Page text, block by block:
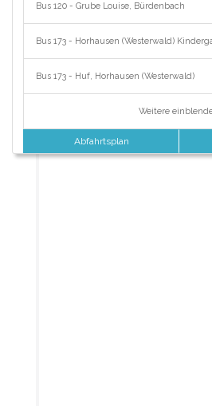
Bus 120 - Grube Louise, Bürdenbach
Bus 173 - Horhausen (Westerwald)
Bus 173 - Huf, Horhausen (Westerwald)
Weitere
Abfahrtsplan